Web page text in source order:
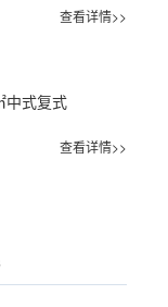
查看详情>>
中式复式
查看详情>>